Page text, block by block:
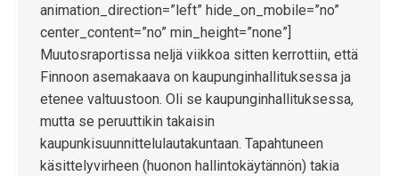
animation_direction=”left” hide_on_mobile=”no”
center_content=”no” min_height=”none”]
Muutosraportissa neljä viikkoa sitten kerrottiin, että
Finnoon asemakaava on kaupunginhallituksessa ja
etenee valtuustoon. Oli se kaupunginhallituksessa,
mutta se peruuttikin takaisin
kaupunkisuunnittelulautakuntaan. Tapahtuneen
käsittelyvirheen (huonon hallintokäytännön) takia